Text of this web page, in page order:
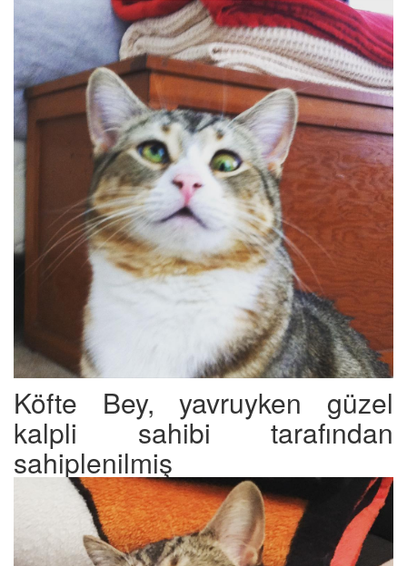
Köfte Bey, yavruyken güzel
kalpli sahibi tarafından
sahiplenilmiş